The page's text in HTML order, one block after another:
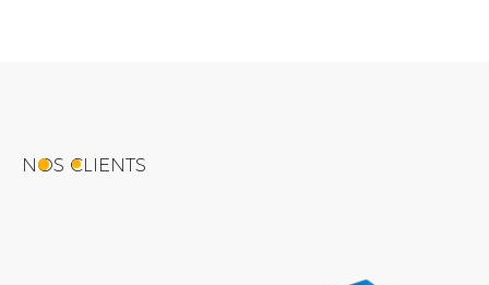
NOS CLIENTS